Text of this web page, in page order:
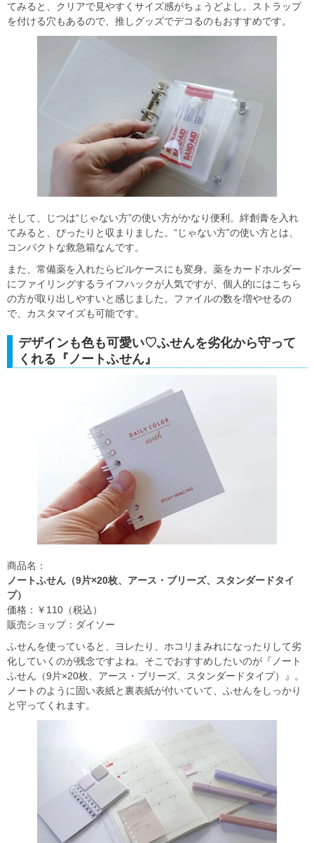
てみると、クリアで見やすくサイズ感がちょうどよし。ストラップ
を付ける穴もあるので、推しグッズでデコるのもおすすめです。
そして、じつは“じゃない方”の使い方がかなり便利。絆創膏を入れ
てみると、ぴったりと収まりました。“じゃない方”の使い方とは、
コンパクトな救急箱なんです。
また、常備薬を入れたらピルケースにも変身。薬をカードホルダー
にファイリングするライフハックが人気ですが、個人的にはこちら
の方が取り出しやすいと感じました。ファイルの数を増やせるの
で、カスタマイズも可能です。
デザインも色も可愛い♡ふせんを劣化から守って
くれる『ノートふせん』
商品名：
ノートふせん（9片×20枚、アース・ブリーズ、スタンダードタイ
プ）
価格：￥110（税込）
販売ショップ：ダイソー
ふせんを使っていると、ヨレたり、ホコリまみれになったりして劣
化していくのが残念ですよね。そこでおすすめしたいのが『ノート
ふせん（9片×20枚、アース・ブリーズ、スタンダードタイプ）』。
ノートのように固い表紙と裏表紙が付いていて、ふせんをしっかり
と守ってくれます。